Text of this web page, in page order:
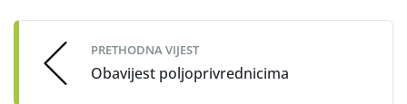
navigation
PRETHODNA VIJEST
Obavijest poljoprivrednicima